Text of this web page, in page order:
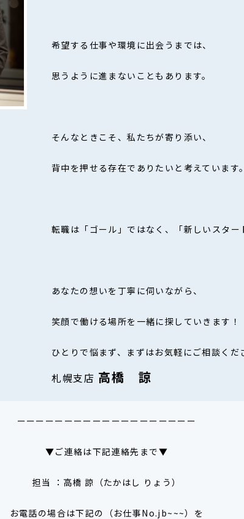
希望する仕事や環境に出会うまでは、
思うように進まないこともあります。
そんなときこそ、私たちが寄り添い、
背中を押せる存在でありたいと考えています
転職は「ゴール」ではなく、「新しいスター
あなたの想いを丁寧に伺いながら、
笑顔で働ける場所を一緒に探していきます！
ひとりで悩まず、まずはお気軽にご相談くだ
札幌支店 高橋 諒
ーーーーーーーーーーーーーーーーーーー
▼ご連絡は下記連絡先まで▼
担当 ：高橋 諒（たかはし りょう）
お電話の場合は下記の（お仕事No.jb~~~）を